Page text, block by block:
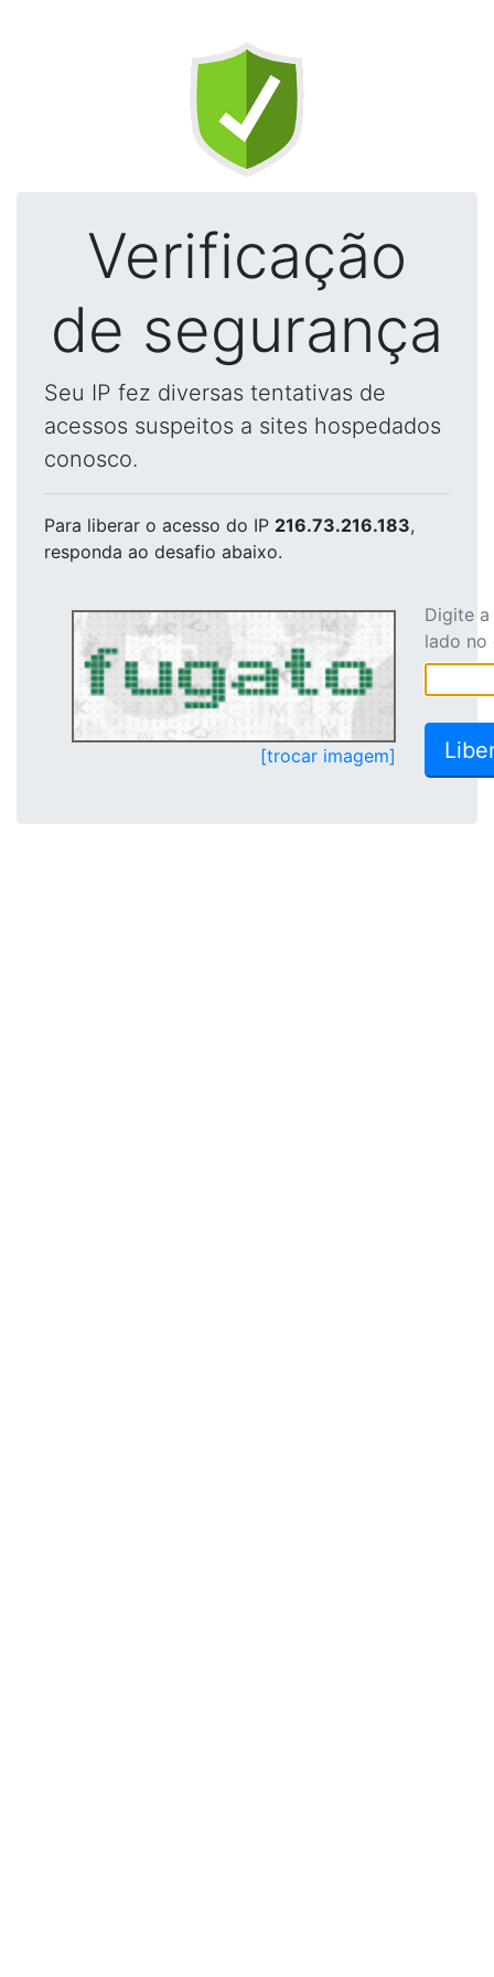
Verificação
de segurança
Seu IP fez diversas tentativas de
acessos suspeitos a sites hospedados
conosco.
Para liberar o acesso do IP 216.73.216.183,
responda ao desafio abaixo.
[trocar imagem]
Digite
lado no